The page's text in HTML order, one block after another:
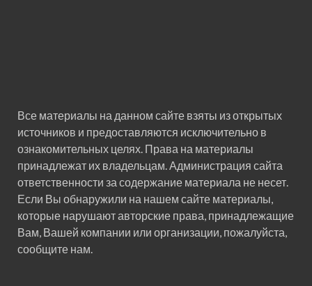
Все материалы на данном сайте взяты из открытых
источников и предоставляются исключительно в
ознакомительных целях. Права на материалы
принадлежат их владельцам. Администрация сайта
ответственности за содержание материала не несет.
Если Вы обнаружили на нашем сайте материалы,
которые нарушают авторские права, принадлежащие
Вам, Вашей компании или организации, пожалуйста,
сообщите нам.